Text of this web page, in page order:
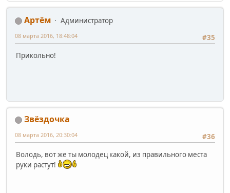
Артём
Администратор
#35
08 марта 2016, 18:48:04
Прикольно!
Звёздочка
#36
08 марта 2016, 20:30:04
Володь, вот же ты молодец какой, из правильного места
руки растут!